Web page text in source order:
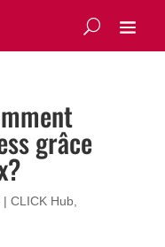
grâce
| CLICK Hub,